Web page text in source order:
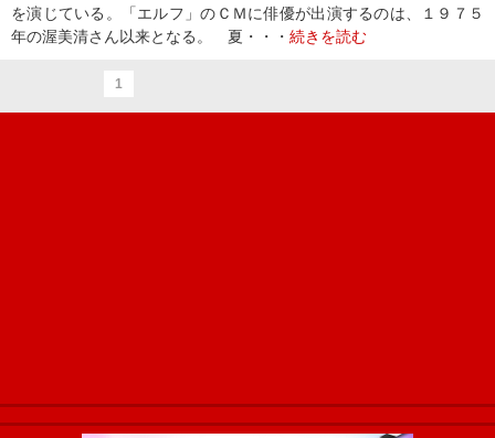
を演じている。「エルフ」のＣＭに俳優が出演するのは、１９７５
年の渥美清さん以来となる。 夏・・・ 続きを読む
1